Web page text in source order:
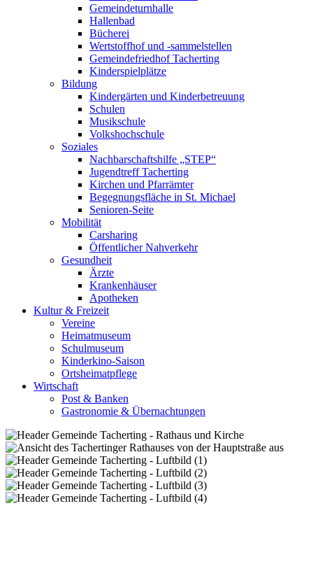
Gemeindeturnhalle
Hallenbad
Bücherei
Wertstoffhof und -sammelstellen
Gemeindefriedhof Tacherting
Kinderspielplätze
Bildung
Kindergärten und Kinderbetreuung
Schulen
Musikschule
Volkshochschule
Soziales
Nachbarschaftshilfe „STEP“
Jugendtreff Tacherting
Kirchen und Pfarrämter
Begegnungsfläche in St. Michael
Senioren-Seite
Mobilität
Carsharing
Öffentlicher Nahverkehr
Gesundheit
Ärzte
Krankenhäuser
Apotheken
Kultur & Freizeit
Vereine
Heimatmuseum
Schulmuseum
Kinderkino-Saison
Ortsheimatpflege
Wirtschaft
Post & Banken
Gastronomie & Übernachtungen